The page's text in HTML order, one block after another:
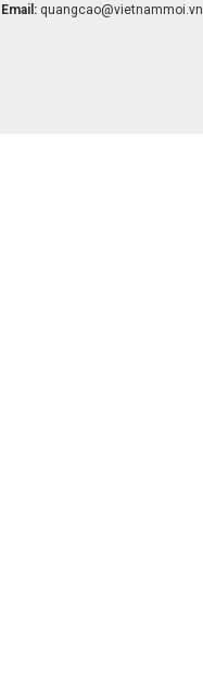
Email: quangcao@vietnammoi.vn